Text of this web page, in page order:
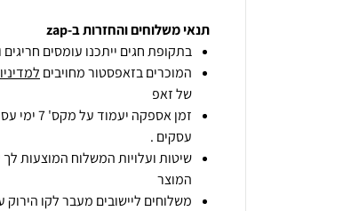
תנאי משלוחים והחזרות ב-zap
בתקופת חגים ייתכנו עומסים
המוכרים בזאפסטור מחויבים
של זאפ
זמן אספקה יעמוד על מקס' 7 ימי עסקים מיום הזמנה,
עסקים .
שיטות ועלויות המשלוח המוצעות
המוצר
משלוחים ליישובים מעבר לקו